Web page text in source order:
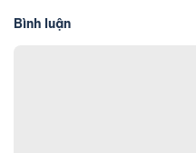
Bình luận